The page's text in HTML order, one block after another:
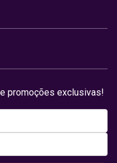
promoções exclusivas!